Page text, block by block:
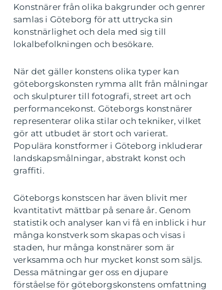
Konstnärer från olika bakgrunder och genrer
samlas i Göteborg för att uttrycka sin
konstnärlighet och dela med sig till
lokalbefolkningen och besökare.
När det gäller konstens olika typer kan
göteborgskonsten rymma allt från målningar
och skulpturer till fotografi, street art och
performancekonst. Göteborgs konstnärer
representerar olika stilar och tekniker, vilket
gör att utbudet är stort och varierat.
Populära konstformer i Göteborg inkluderar
landskapsmålningar, abstrakt konst och
graffiti.
Göteborgs konstscen har även blivit mer
kvantitativt mättbar på senare år. Genom
statistik och analyser kan vi få en inblick i hur
många konstverk som skapas och visas i
staden, hur många konstnärer som är
verksamma och hur mycket konst som säljs.
Dessa mätningar ger oss en djupare
förståelse för göteborgskonstens omfattning